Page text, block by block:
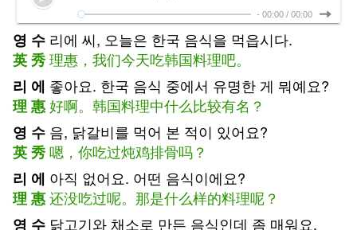
- 00:00 / 00:00
영 수 리에 씨, 오늘은 한국 음식을 먹읍시다.
英 秀理惠，我们今天吃韩国料理吧。
리 에 좋아요. 한국 음식 중에서 유명한 게 뭐예요?
理 惠好啊。韩国料理中什么比较有名？
영 수 음, 닭갈비를 먹어 본 적이 있어요?
英 秀嗯，你吃过炖鸡排骨吗？
리 에 아직 없어요. 어떤 음식이에요?
理 惠还没吃过呢。那是什么样的料理呢？
영 수 닭고기와 채소로 만든 음식인데 좀 매워요.